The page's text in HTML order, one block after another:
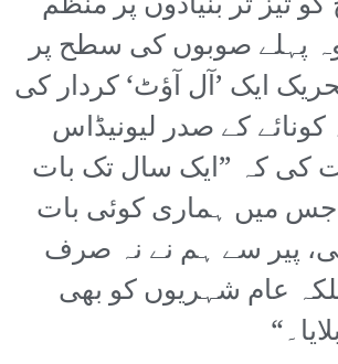
وہ پہلے صوبوں کی سطح پر
ایک ’آل آؤٹ‘ کردار کی
کے صدر لیونیڈاس
کی کہ ”ایک سال تک بات
جس میں ہماری کوئی بات
پیر سے ہم نے نہ صرف
عام شہریوں کو بھی